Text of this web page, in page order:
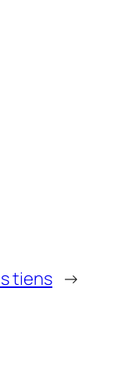
tiens →